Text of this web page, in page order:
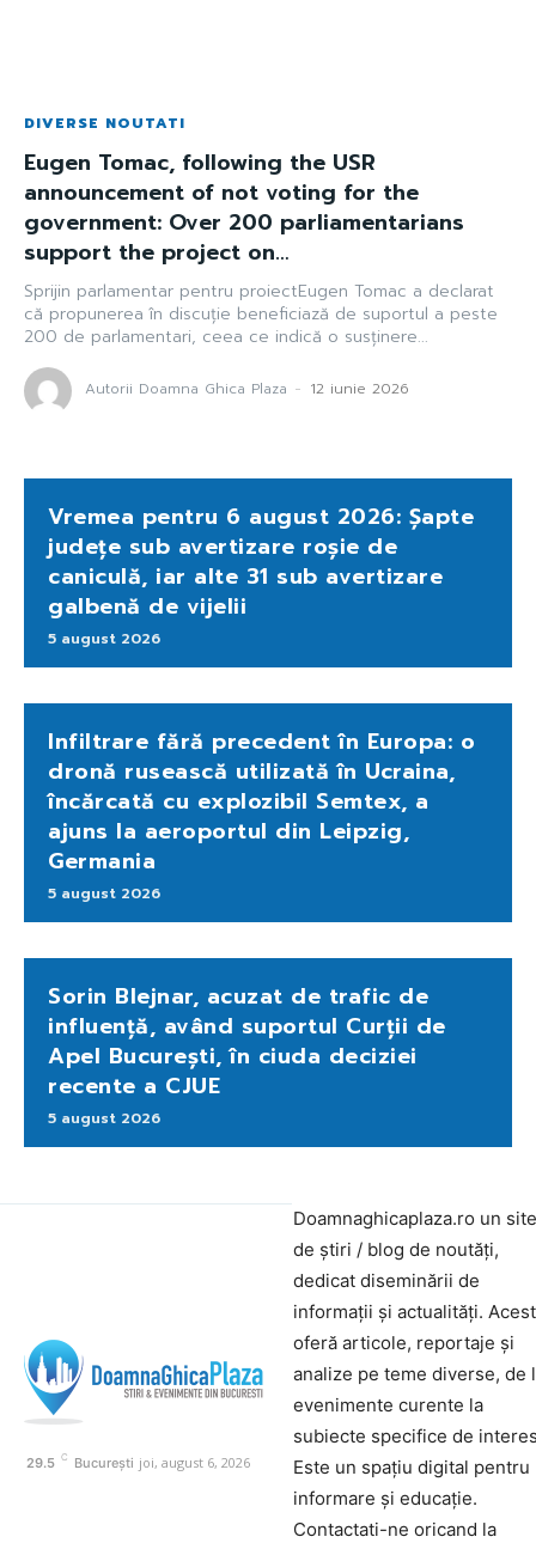
DIVERSE NOUTATI
Eugen Tomac, following the USR
announcement of not voting for the
government: Over 200 parliamentarians
support the project on…
Sprijin parlamentar pentru proiectEugen Tomac a declarat
că propunerea în discuție beneficiază de suportul a peste
200 de parlamentari, ceea ce indică o susținere...
Autorii Doamna Ghica Plaza - 12 iunie 2026
Vremea pentru 6 august 2026: Șapte
județe sub avertizare roșie de
caniculă, iar alte 31 sub avertizare
galbenă de vijelii
5 august 2026
Infiltrare fără precedent în Europa: o
dronă rusească utilizată în Ucraina,
încărcată cu explozibil Semtex, a
ajuns la aeroportul din Leipzig,
Germania
5 august 2026
Sorin Blejnar, acuzat de trafic de
influență, având suportul Curții de
Apel București, în ciuda deciziei
recente a CJUE
5 august 2026
29.5 C București joi, august 6, 2026
Doamnaghicaplaza.ro un site
de știri / blog de noutăți,
dedicat diseminării de
informații și actualități.
oferă articole, reportaje și
analize pe teme diverse, de
evenimente curente la
subiecte specifice de
Este un spațiu digital pentru
informare și educație.
Contactati-ne oricand la